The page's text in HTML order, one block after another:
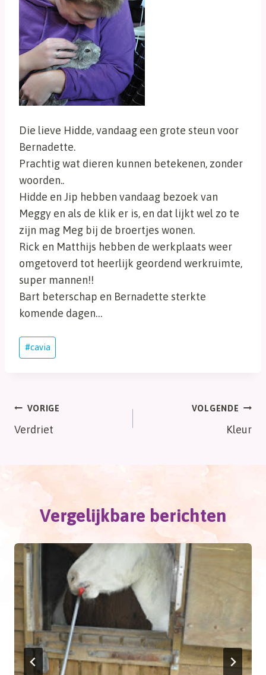
Die lieve Hidde, vandaag een grote steun voor
Bernadette.
Prachtig wat dieren kunnen betekenen, zonder
woorden..
Hidde en Jip hebben vandaag bezoek van
Meggy en als de klik er is, en dat lijkt wel zo te
zijn mag Meg bij de broertjes wonen.
Rick en Matthijs hebben de werkplaats weer
omgetoverd tot heerlijk geordend werkruimte,
super mannen!!
Bart beterschap en Bernadette sterkte
komende dagen…
Bericht
tags:
#cavia
Bericht
navigatie
VORIGE
Verdriet
VOLGENDE
Kleur
Vergelijkbare berichten